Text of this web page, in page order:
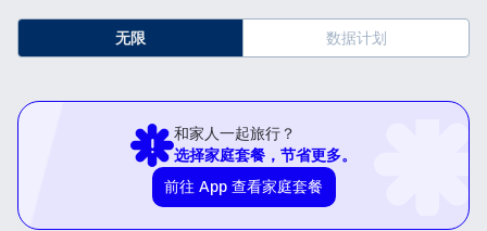
无限 数据计划
和家人一起旅行？
选择家庭套餐，节省更多。
前往 App 查看家庭套餐